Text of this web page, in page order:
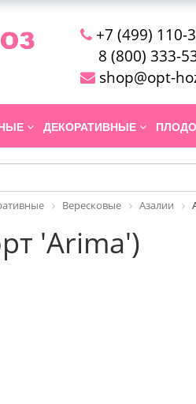
+7 (499) 110-
8 (800) 333-
shop@opt-
ДЕКОРАТИВНЫЕ
Вересковые Азалии
'Arima')